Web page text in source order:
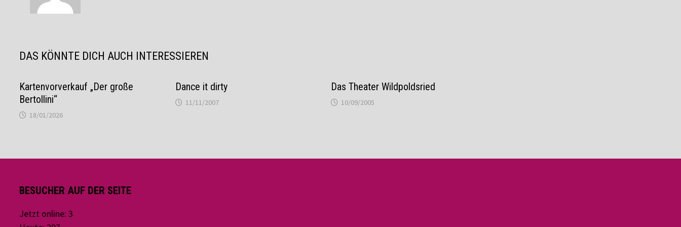
DAS KÖNNTE DICH AUCH INTERESSIEREN
Kartenvorverkauf „Der große
Bertollini“
18/01/2026
Dance it dirty
11/11/2007
Das Theater Wildpoldsried
10/09/2005
BESUCHER AUF DER SEITE
Jetzt online: 3